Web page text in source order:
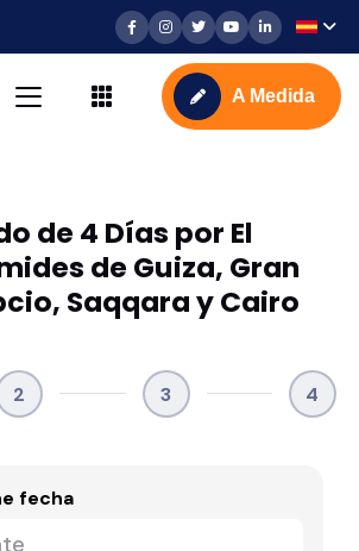
A Medida
de 4 Días por El
de Guiza, Gran
Saqqara y Cairo
2 3 4
fecha